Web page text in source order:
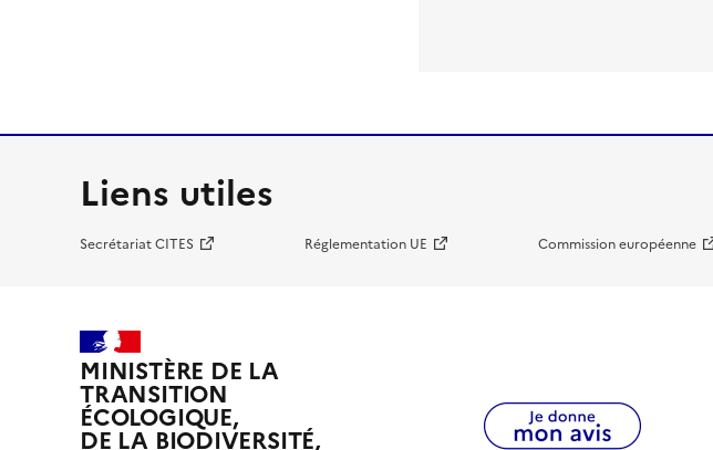
Liens utiles
Secrétariat CITES Réglementation UE Commission européenne
MINISTÈRE DE LA
TRANSITION
ÉCOLOGIQUE,
DE LA BIODIVERSITÉ,